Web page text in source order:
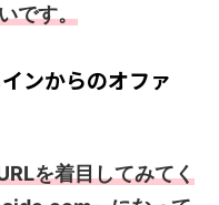
です。
ンからのオファ
を着目してみてく